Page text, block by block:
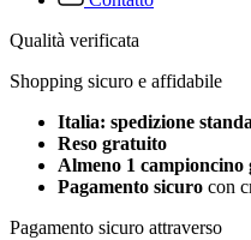
Qualità verificata
Shopping sicuro e affidabile
Italia: spedizione
Reso gratuito
Almeno 1 campioncino
Pagamento sicuro con
Pagamento sicuro attraverso